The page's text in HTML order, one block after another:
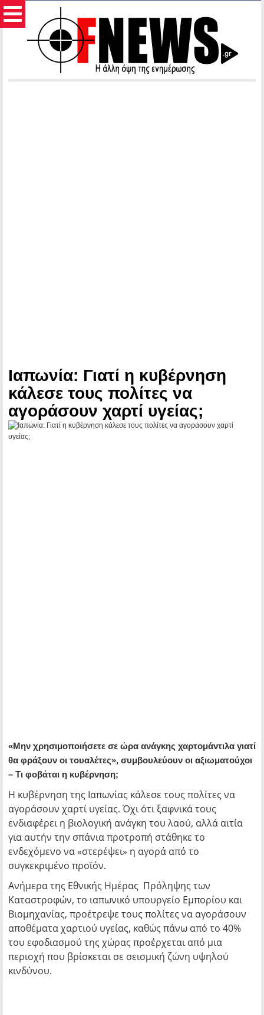
Ιαπωνία: Γιατί η κυβέρνηση
κάλεσε τους πολίτες να
αγοράσουν χαρτί υγείας;
«Μην χρησιμοποιήσετε σε ώρα ανάγκης χαρτομάντιλα γιατί
θα φράξουν οι τουαλέτες», συμβουλεύουν οι αξιωματούχοι
– Τι φοβάται η κυβέρνηση;
Η κυβέρνηση της Ιαπωνίας κάλεσε τους πολίτες να
αγοράσουν χαρτί υγείας. Όχι ότι ξαφνικά τους
ενδιαφέρει η βιολογική ανάγκη του λαού, αλλά αιτία
για αυτήν την σπάνια προτροπή στάθηκε το
ενδεχόμενο να «στερέψει» η αγορά από το
συγκεκριμένο προϊόν.
Ανήμερα της Εθνικής Ημέρας Πρόληψης των
Καταστροφών, το ιαπωνικό υπουργείο Εμπορίου και
Βιομηχανίας, προέτρεψε τους πολίτες να αγοράσουν
αποθέματα χαρτιού υγείας, καθώς πάνω από το 40%
του εφοδιασμού της χώρας προέρχεται από μια
περιοχή που βρίσκεται σε σεισμική ζώνη υψηλού
κινδύνου.